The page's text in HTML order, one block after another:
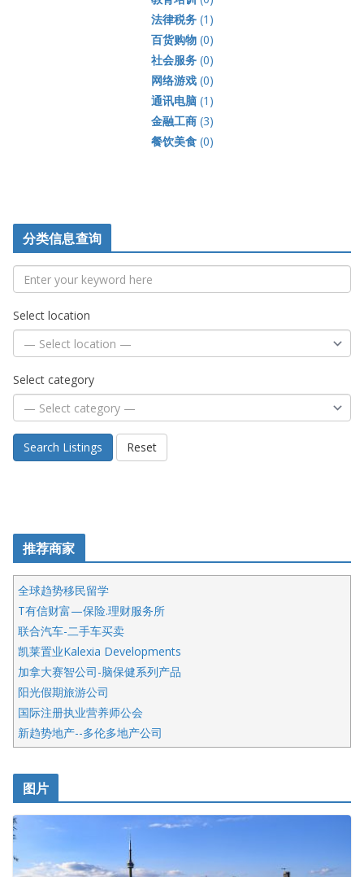
法律税务(1)
百货购物(0)
社会服务(0)
网络游戏(0)
通讯电脑(1)
金融工商(3)
餐饮美食(0)
分类信息查询
Select location
Select category
Search Listings Reset
推荐商家
全球趋势移民留学
T有信财富—保险.理财服务所
联合汽车-二手车买卖
凯莱置业Kalexia Developments
加拿大赛智公司-脑保健系列产品
阳光假期旅游公司
国际注册执业营养师公会
新趋势地产--多伦多地产公司
呱呱电器
开明车行KS CAR SALES & SERVICE
健健宝公司
皇后金融集团
正点印艺设计
图片